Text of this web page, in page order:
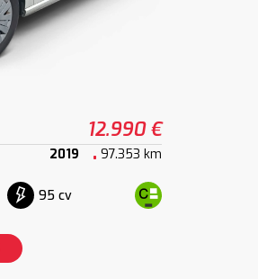
12.990 €
2019 97.353 km
95 cv